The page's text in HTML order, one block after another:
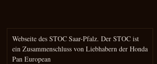
Webseite des STOC Saar-Pfalz. Der STOC ist
ein Zusammenschluss von Liebhabern der Honda
Pan European